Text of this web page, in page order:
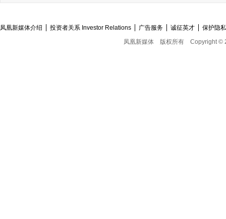
凤凰新媒体介绍 投资者关系 Investor Relations 广告服务 诚征英才
保护隐
凤凰新媒体
版权所有 Copyright ©